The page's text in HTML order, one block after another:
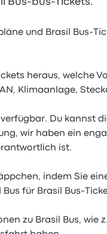
Bus-bus-Tickets.
und Brasil Bus-
heraus, welche
Klimaanlage,
Du kannst
wir haben ein
ist.
indem Sie
für Brasil Bus-
zu Brasil Bus, wie